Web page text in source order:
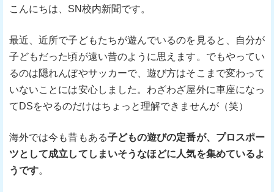
こんにちは、SN校内新聞です。
最近、近所で子どもたちが遊んでいるのを見ると、自分が
子どもだった頃が遠い昔のように思えます。でもやってい
るのは隠れんぼやサッカーで、遊び方はそこまで変わって
いないことには安心しました。わざわざ屋外に車座になっ
てDSをやるのだけはちょっと理解できませんが（笑）
海外では今も昔もある子どもの遊びの定番が、プロスポー
ツとして成立してしまいそうなほどに人気を集めているよ
うです。